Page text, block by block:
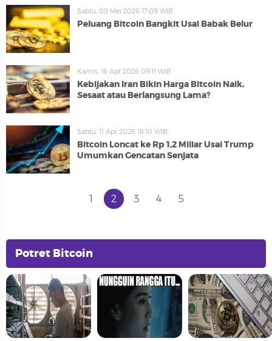
Sabtu, 09 Mei 2026 17:09 WIB
Peluang Bitcoin Bangkit Usai Babak Belur
Kamis, 16 Apr 2026 09:11 WIB
Kebijakan Iran Bikin Harga Bitcoin Naik,
Sesaat atau Berlangsung Lama?
Sabtu, 11 Apr 2026 16:10 WIB
Bitcoin Loncat ke Rp 1,2 Miliar Usai Trump
Umumkan Gencatan Senjata
1 2 3 4 5
Potret Bitcoin